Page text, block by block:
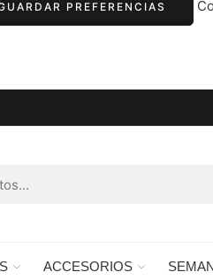
PREFERENCIAS
ACCESORIOS